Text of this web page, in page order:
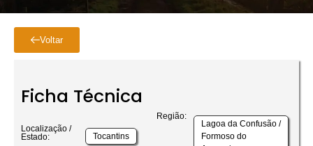
Voltar
Ficha Técnica
Localização /
Estado:
Tocantins
Região:
Lagoa da Confusão /
Formoso do